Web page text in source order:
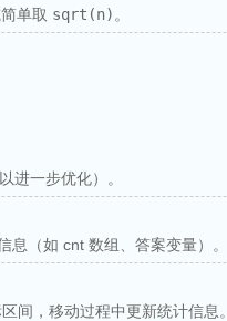
单取 sqrt(n) 。
进一步优化）。
（如 cnt 数组、答案变量）。
间，移动过程中更新统计信息。